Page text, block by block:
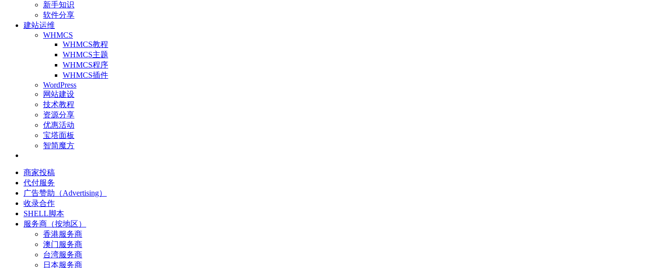
新手知识
软件分享
建站运维
WHMCS
WHMCS教程
WHMCS主题
WHMCS程序
WHMCS插件
WordPress
网站建设
技术教程
资源分享
优惠活动
宝塔面板
智简魔方
商家投稿
代付服务
广告赞助（Advertising）
收录合作
SHELL脚本
服务商（按地区）
香港服务商
澳门服务商
台湾服务商
日本服务商